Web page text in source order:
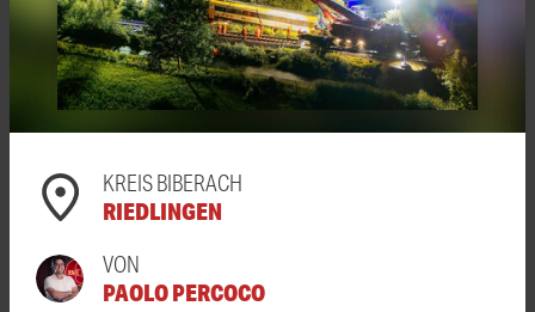
KREIS BIBERACH
RIEDLINGEN
VON
PAOLO PERCOCO